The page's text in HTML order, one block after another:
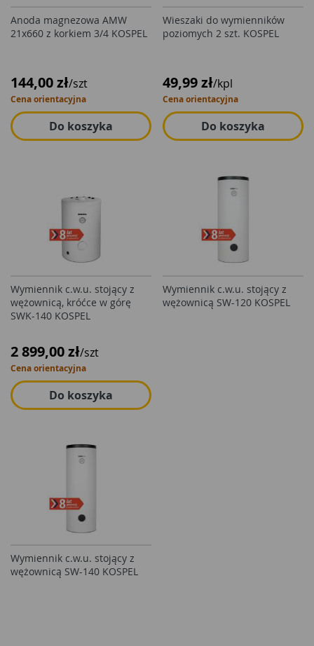
Anoda magnezowa AMW
21x660 z korkiem 3/4 KOSPEL
144,00 zł/szt
Cena orientacyjna
Do koszyka
Wieszaki do wymienników
poziomych 2 szt. KOSPEL
49,99 zł/kpl
Cena orientacyjna
Do koszyka
Wymiennik c.w.u. stojący z
wężownicą, króćce w górę
SWK-140 KOSPEL
2 899,00 zł/szt
Cena orientacyjna
Do koszyka
Wymiennik c.w.u. stojący z
wężownicą SW-120 KOSPEL
Wymiennik c.w.u. stojący z
wężownicą SW-140 KOSPEL